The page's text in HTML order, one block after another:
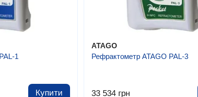
1
Купити
ATAGO
Рефрактометр ATAGO PAL-3
33 534 грн